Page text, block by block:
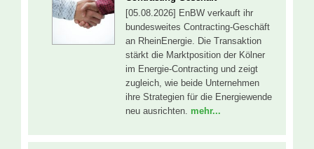
[05.08.2026] EnBW verkauft ihr
bundesweites Contracting-Geschäft
an RheinEnergie. Die Transaktion
stärkt die Marktposition der Kölner
im Energie-Contracting und zeigt
zugleich, wie beide Unternehmen
ihre Strategien für die Energiewende
neu ausrichten. mehr...